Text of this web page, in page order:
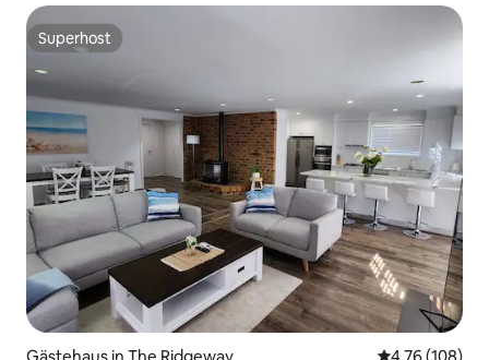
Superhost
Superhost